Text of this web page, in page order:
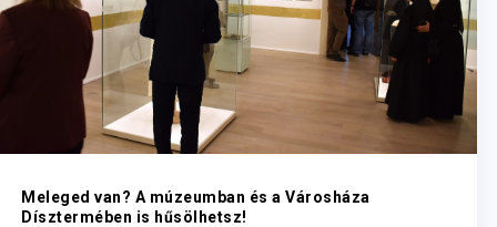
Meleged van? A múzeumban és a Városháza
Dísztermében is hűsölhetsz!